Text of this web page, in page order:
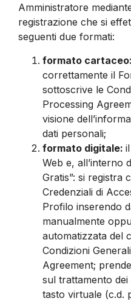
Amministratore
registrazione che si
seguenti due formati:
formato cartaceo:
correttamente il
sottoscrive le
Processing
visione
dati personali;
formato digitale:
Web e, all’interno
Gratis”: si registra
Credenziali di
Profilo inserendo
manualmente
automatizzata del
Condizioni
Agreement;
sul trattamento dei
tasto virtuale (c.d.